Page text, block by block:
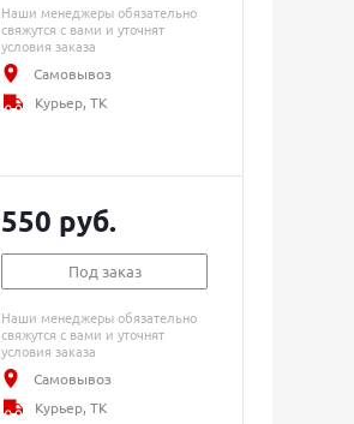
Наши менеджеры обязательно
свяжутся с вами и уточнят
условия заказа
Самовывоз
Курьер, ТК
550 руб.
Под заказ
Наши менеджеры обязательно
свяжутся с вами и уточнят
условия заказа
Самовывоз
Курьер, ТК